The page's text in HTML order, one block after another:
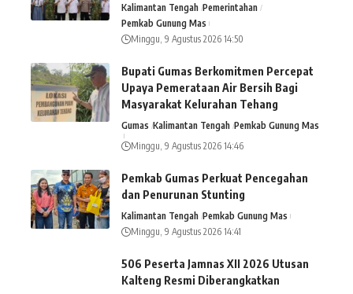
Kalimantan Tengah Pemerintahan
Pemkab Gunung Mas
Minggu, 9 Agustus 2026 14:50
Bupati Gumas Berkomitmen Percepat
Upaya Pemerataan Air Bersih Bagi
Masyarakat Kelurahan Tehang
Gumas Kalimantan Tengah Pemkab Gunung Mas
Minggu, 9 Agustus 2026 14:46
Pemkab Gumas Perkuat Pencegahan
dan Penurunan Stunting
Kalimantan Tengah Pemkab Gunung Mas
Minggu, 9 Agustus 2026 14:41
506 Peserta Jamnas XII 2026 Utusan
Kalteng Resmi Diberangkatkan